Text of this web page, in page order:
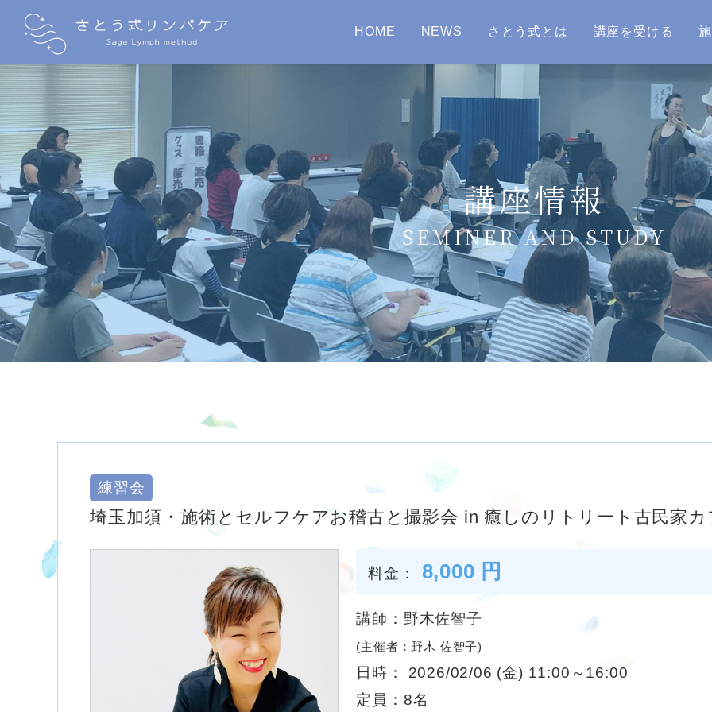
HOME NEWS さとう式とは 講座を受ける
講座情報
SEMINER AND STUDY
練習会
埼玉加須・施術とセルフケアお稽古と撮影会 in 癒しのリトリート古民家カ
料金： 8,000 円
講師：野木佐智子
(主催者：野木 佐智子)
日時： 2026/02/06 (金) 11:00～16:00
定員：8名